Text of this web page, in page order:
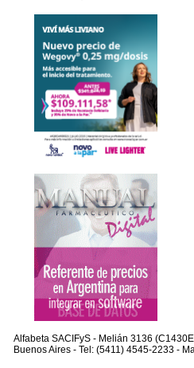
Alfabeta SACIFyS - Melián 3136
Buenos Aires - Tel: (5411) 4545-2233 -